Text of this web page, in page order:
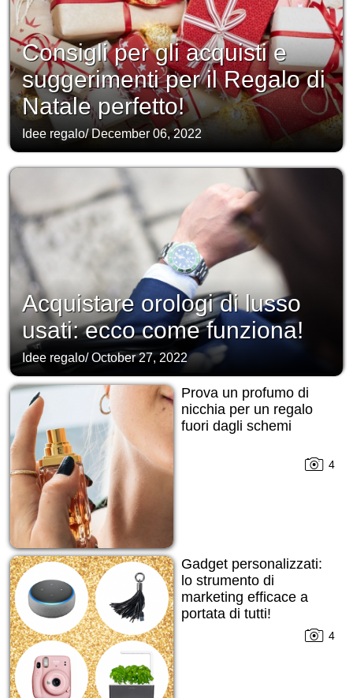
Consigli per gli acquisti e
suggerimenti per il Regalo di
Natale perfetto!
Idee regalo/December 06, 2022
Acquistare orologi di lusso
usati: ecco come funziona!
Idee regalo/October 27, 2022
Prova un profumo di
nicchia per un regalo
fuori dagli schemi
4
Gadget personalizzati:
lo strumento di
marketing efficace a
portata di tutti!
4